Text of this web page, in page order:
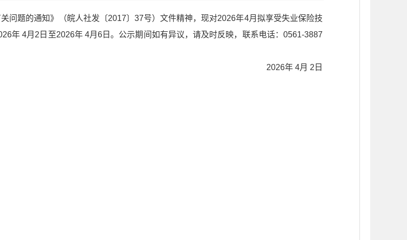
问题的通知》（皖人社发〔2017〕37号）文件精神，现对2026年4月拟享受失业保险技
年 4月2日至2026年 4月6日。公示期间如有异议，请及时反映，联系电话：0561-3887
2026年 4月 2日